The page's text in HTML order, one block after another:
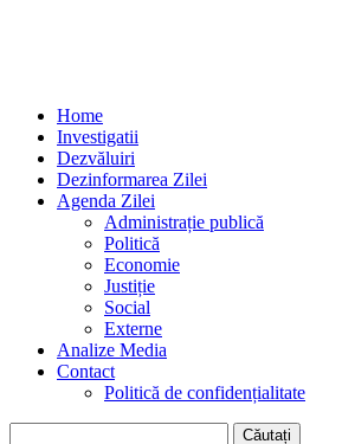
Home
Investigatii
Dezvăluiri
Dezinformarea Zilei
Agenda Zilei
Administrație publică
Politică
Economie
Justiție
Social
Externe
Analize Media
Contact
Politică de confidențialitate